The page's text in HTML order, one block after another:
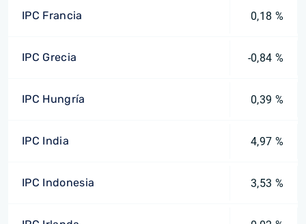
IPC Francia 0,18 %
IPC Grecia -0,84 %
IPC Hungría 0,39 %
IPC India 4,97 %
IPC Indonesia 3,53 %